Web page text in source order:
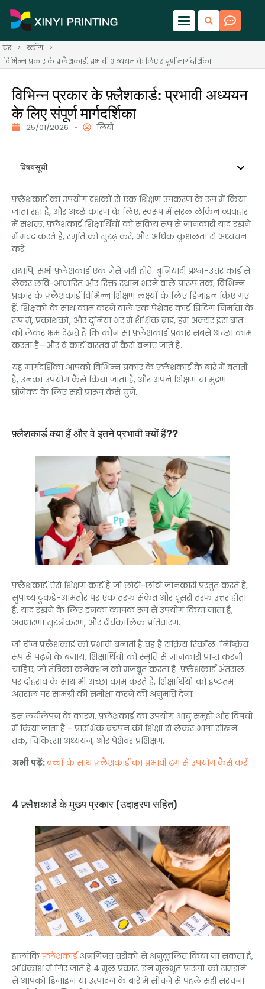
घर > ब्लॉग
>
विभिन्न प्रकार के फ़्लैशकार्ड: प्रभावी अध्ययन के लिए संपूर्ण मार्गदर्शिका
विभिन्न प्रकार के फ़्लैशकार्ड: प्रभावी अध्ययन
के लिए संपूर्ण मार्गदर्शिका
25/01/2026 लियो
विषयसूची
फ़्लैशकार्ड का उपयोग दशकों से एक शिक्षण उपकरण के रूप में किया
जाता रहा है, और अच्छे कारण के लिए. स्वरूप में सरल लेकिन व्यवहार
में सशक्त, फ़्लैशकार्ड शिक्षार्थियों को सक्रिय रूप से जानकारी याद रखने
में मदद करते हैं, स्मृति को सुदृढ़ करें, और अधिक कुशलता से अध्ययन
करें.
तथापि, सभी फ़्लैशकार्ड एक जैसे नहीं होते. बुनियादी प्रश्न-उत्तर कार्ड से
लेकर छवि-आधारित और रिक्त स्थान भरने वाले प्रारूप तक, विभिन्न
प्रकार के फ़्लैशकार्ड विभिन्न शिक्षण लक्ष्यों के लिए डिज़ाइन किए गए
हैं. शिक्षकों के साथ काम करने वाले एक पेशेवर कार्ड प्रिंटिंग निर्माता के
रूप में, प्रकाशकों, और दुनिया भर में शैक्षिक ब्रांड, हम अक्सर इस बात
को लेकर भ्रम देखते हैं कि कौन सा फ़्लैशकार्ड प्रकार सबसे अच्छा काम
करता है—और वे कार्ड वास्तव में कैसे बनाए जाते हैं.
यह मार्गदर्शिका आपको विभिन्न प्रकार के फ़्लैशकार्ड के बारे में बताती
है, उनका उपयोग कैसे किया जाता है, और अपने शिक्षण या मुद्रण
प्रोजेक्ट के लिए सही प्रारूप कैसे चुनें.
फ़्लैशकार्ड क्या हैं और वे इतने प्रभावी क्यों हैं??
फ़्लैशकार्ड ऐसे शिक्षण कार्ड हैं जो छोटी-छोटी जानकारी प्रस्तुत करते हैं,
सुपाच्य टुकड़े-आमतौर पर एक तरफ संकेत और दूसरी तरफ उत्तर होता
है. याद रखने के लिए इनका व्यापक रूप से उपयोग किया जाता है,
अवधारणा सुदृढीकरण, और दीर्घकालिक प्रतिधारण.
जो चीज़ फ़्लैशकार्ड को प्रभावी बनाती है वह है सक्रिय रिकॉल. निष्क्रिय
रूप से पढ़ने के बजाय, शिक्षार्थियों को स्मृति से जानकारी प्राप्त करनी
चाहिए, जो तंत्रिका कनेक्शन को मजबूत करता है. फ़्लैशकार्ड अंतराल
पर दोहराव के साथ भी अच्छा काम करते हैं, शिक्षार्थियों को इष्टतम
अंतराल पर सामग्री की समीक्षा करने की अनुमति देना.
इस लचीलेपन के कारण, फ़्लैशकार्ड का उपयोग आयु समूहों और विषयों
में किया जाता है - प्रारंभिक बचपन की शिक्षा से लेकर भाषा सीखने
तक, चिकित्सा अध्ययन, और पेशेवर प्रशिक्षण.
अभी पढ़ें:बच्चों के साथ फ़्लैशकार्ड का प्रभावी ढंग से उपयोग कैसे करें
4 फ़्लैशकार्ड के मुख्य प्रकार (उदाहरण सहित)
हालांकिफ़्लैशकार्डअनगिनत तरीकों से अनुकूलित किया जा सकता है,
अधिकांश में गिर जाते हैं 4 मूल प्रकार. इन मूलभूत प्रारूपों को समझने
से आपको डिज़ाइन या उत्पादन के बारे में सोचने से पहले सही संरचना